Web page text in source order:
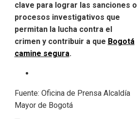
clave para lograr las sanciones o
procesos investigativos que
permitan la lucha contra el
crimen y contribuir a que Bogotá
camine segura.
Fuente: Oficina de Prensa Alcaldía
Mayor de Bogotá